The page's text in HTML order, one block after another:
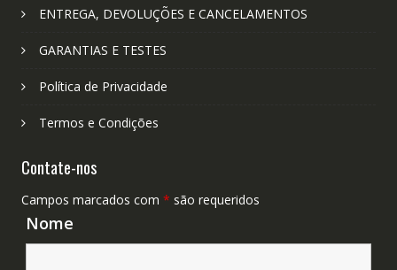
ENTREGA, DEVOLUÇÕES E CANCELAMENTOS
GARANTIAS E TESTES
Política de Privacidade
Termos e Condições
Contate-nos
Campos marcados com * são requeridos
Nome